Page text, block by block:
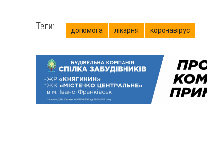
Теги: допомога лікарня коронавірус